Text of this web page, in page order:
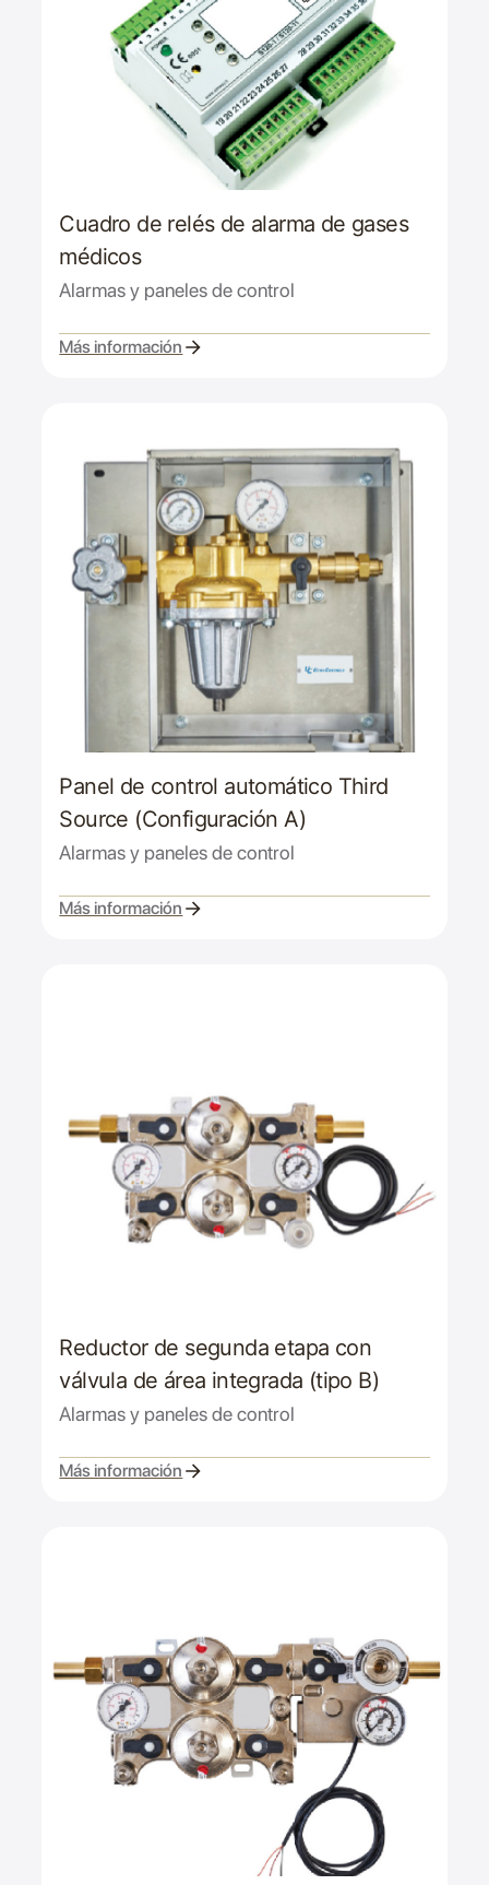
Cuadro de relés de alarma de gases
médicos
Alarmas y paneles de control
Más información
Panel de control automático Third
Source (Configuración A)
Alarmas y paneles de control
Más información
Reductor de segunda etapa con
válvula de área integrada (tipo B)
Alarmas y paneles de control
Más información